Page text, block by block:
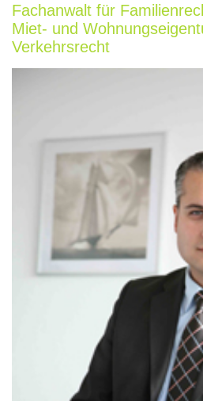
Fachanwalt für
Miet- und
Verkehrsrecht